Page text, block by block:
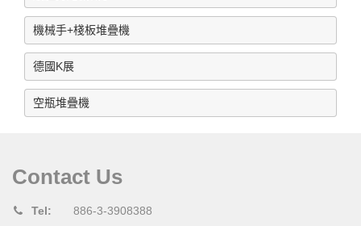
長方桶,1穴
For fried chicken pail, one cavity
模內貼系統-桌子
2016y K show
機械手+棧板堆疊機
德國K展
空瓶堆疊機
Contact Us
Tel:
886-3-3908388